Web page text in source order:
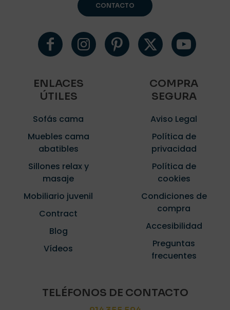
CONTACTO
ENLACES
ÚTILES
Sofás cama
Muebles cama
abatibles
Sillones relax y
masaje
Mobiliario juvenil
Contract
Blog
Vídeos
COMPRA
SEGURA
Aviso Legal
Política de
privacidad
Política de
cookies
Condiciones de
compra
Accesibilidad
Preguntas
frecuentes
TELÉFONOS DE CONTACTO